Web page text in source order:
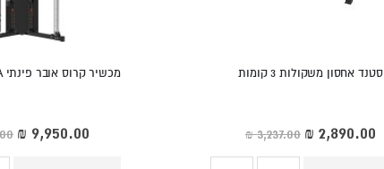
סטנד אחסון משקולות 3 קומות
‏3,237.00 ₪ מחיר
מיוחד
מכשיר קרוס אובר פינתי OutRage ALPHA
מחיר
מיוחד